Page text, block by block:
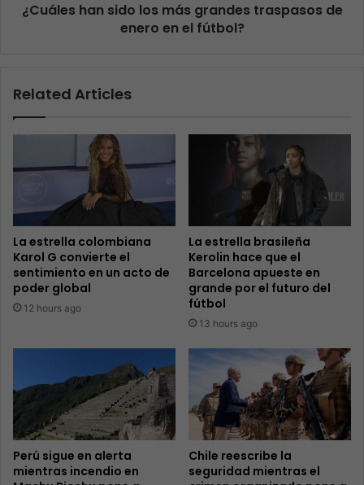
¿Cuáles han sido los más grandes traspasos de
enero en el fútbol?
Related Articles
La estrella colombiana
Karol G convierte el
sentimiento en un acto de
poder global
12 hours ago
La estrella brasileña
Kerolin hace que el
Barcelona apueste en
grande por el futuro del
fútbol
13 hours ago
Perú sigue en alerta
mientras incendio en
Chile reescribe la
seguridad mientras el